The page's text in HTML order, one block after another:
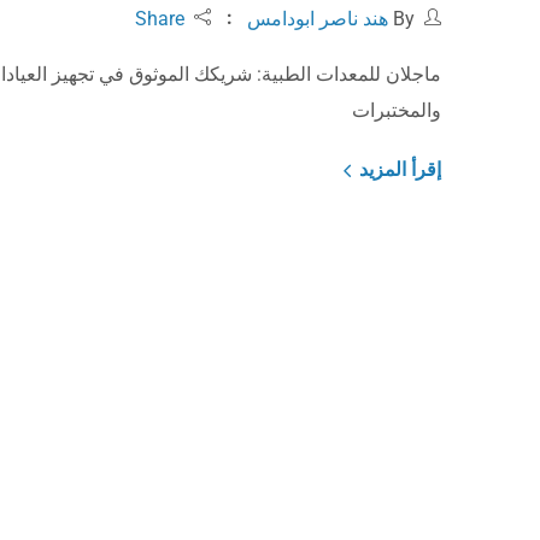
هند ناصر ابودامس Share
ماجلان للمعدات الطبية: شريكك الموثوق في تجهيز
والمختبرات
إقرأ المزيد